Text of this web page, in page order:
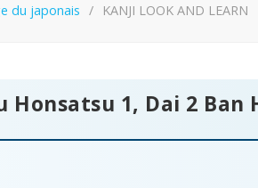
du japonais KANJI LOOK AND LEARN
1, Dai 2 Ban